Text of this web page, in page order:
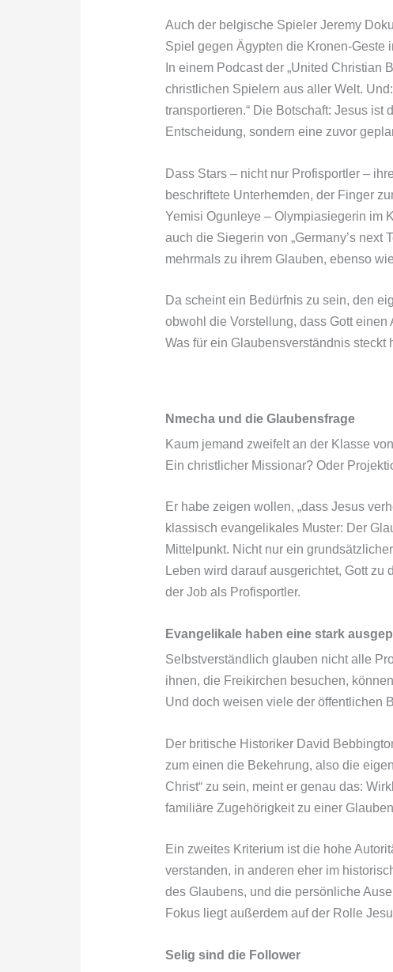
Auch der belgische Spieler Jeremy
Spiel gegen Ägypten die Kronen-Geste
In einem Podcast der „United Christian
christlichen Spielern aus aller Welt.
transportieren.“ Die Botschaft: Jesus
Entscheidung, sondern eine zuvor
Dass Stars – nicht nur Profisportler –
beschriftete Unterhemden, der Finger
Yemisi Ogunleye – Olympiasiegerin im
auch die Siegerin von „Germany’s next
mehrmals zu ihrem Glauben, ebenso
Da scheint ein Bedürfnis zu sein, den
obwohl die Vorstellung, dass Gott
Was für ein Glaubensverständnis
Nmecha und die Glaubensfrage
Kaum jemand zweifelt an der Klasse
Ein christlicher Missionar? Oder
Er habe zeigen wollen, „dass Jesus
klassisch evangelikales Muster: Der
Mittelpunkt. Nicht nur ein
Leben wird darauf ausgerichtet, Gott
der Job als Profisportler.
Evangelikale haben eine stark
Selbstverständlich glauben nicht alle
ihnen, die Freikirchen besuchen,
Und doch weisen viele der öffentlichen
Der britische Historiker David
zum einen die Bekehrung, also die
Christ“ zu sein, meint er genau das:
familiäre Zugehörigkeit zu einer
Ein zweites Kriterium ist die hohe
verstanden, in anderen eher im
des Glaubens, und die persönliche
Fokus liegt außerdem auf der Rolle
Selig sind die Follower